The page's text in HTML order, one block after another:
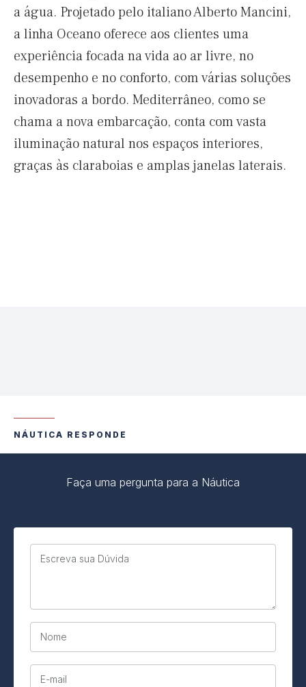
a água. Projetado pelo italiano Alberto Mancini,
a linha Oceano oferece aos clientes uma
experiência focada na vida ao ar livre, no
desempenho e no conforto, com várias soluções
inovadoras a bordo. Mediterrâneo, como se
chama a nova embarcação, conta com vasta
iluminação natural nos espaços interiores,
graças às claraboias e amplas janelas laterais.
NÁUTICA RESPONDE
Faça uma pergunta para a Náutica
Escreva sua Dúvida
Nome
E-mail